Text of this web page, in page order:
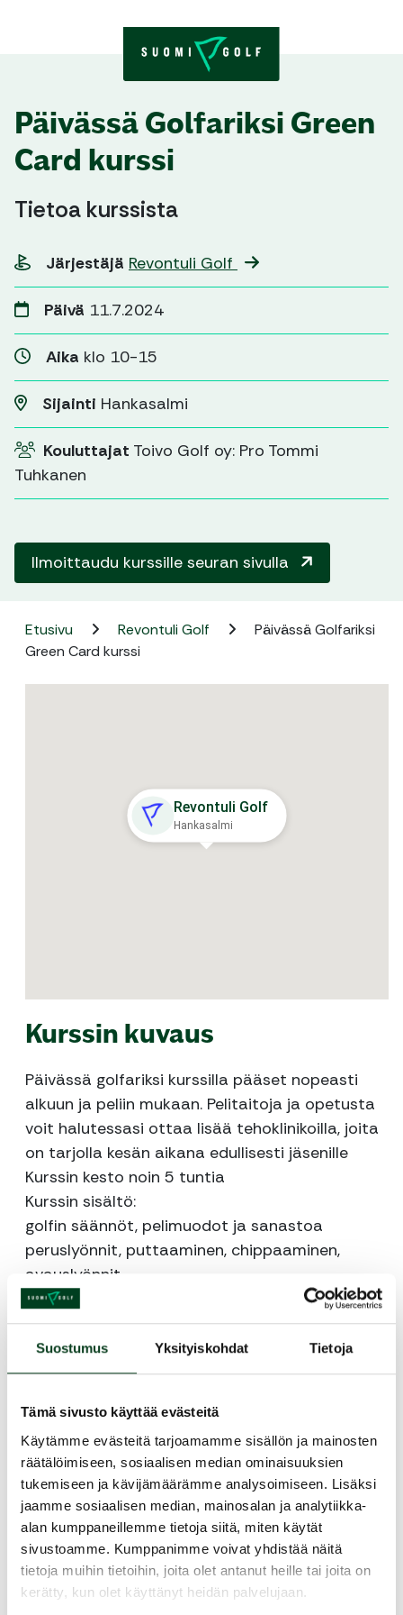
Suostumus Yksityiskohdat Tietoja
Tämä sivusto käyttää evästeitä
Käytämme evästeitä tarjoamamme sisällön ja mainosten
räätälöimiseen, sosiaalisen median ominaisuuksien
tukemiseen ja kävijämäärämme analysoimiseen. Lisäksi
jaamme sosiaalisen median, mainosalan ja analytiikka-
alan kumppaneillemme tietoja siitä, miten käytät
sivustoamme. Kumppanimme voivat yhdistää näitä
tietoja muihin tietoihin, joita olet antanut heille tai joita on
kerätty, kun olet käyttänyt heidän palvelujaan.
Päivässä Golfariksi Green
Card kurssi
Tietoa kurssista
Järjestäjä Revontuli Golf
Päivä 11.7.2024
Aika klo 10-15
Sijainti Hankasalmi
Kouluttajat Toivo Golf oy: Pro Tommi
Tuhkanen
Ilmoittaudu kurssille seuran sivulla
Etusivu Revontuli Golf
Päivässä Golfariksi
Green Card kurssi
Revontuli Golf
Hankasalmi
Kurssin kuvaus
Päivässä golfariksi kurssilla pääset nopeasti
alkuun ja peliin mukaan. Pelitaitoja ja opetusta
voit halutessasi ottaa lisää tehoklinikoilla, joita
on tarjolla kesän aikana edullisesti jäsenille
Kurssin kesto noin 5 tuntia
Kurssin sisältö:
golfin säännöt, pelimuodot ja sanastoa
peruslyönnit, puttaaminen, chippaaminen,
avauslyönnit
kurssin päätteeksi green card
Kurssin aikana pidetään pieni tauko, jolloin on
mahdollisuus ruokailla Revontulen ravintolassa
tai ostaa pientä purtavaa.
hlöä , max. 9 hlöä.
Kurssin käytyäsi voit aloittaa heti pelaamisen.
Kurssilla opit tarvittavat tiedot ja taidot, jotta
omatoiminen harrastaminen on mahdollista.
Kurssin hinta 89€/ aikuinen, 69 €/ junioirit alle
18 v.
Aloittelijan starttipaketti- tarjoukset:
• Kurssi ja Revontuli Golf jäsenyys + viikon